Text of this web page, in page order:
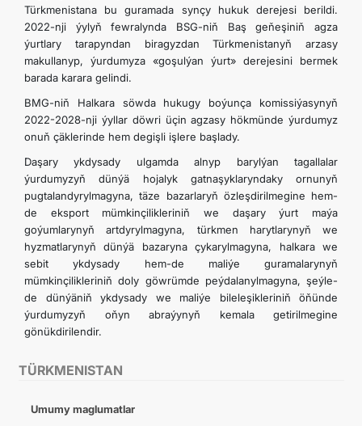
TÜRKMENISTAN
Umumy maglumatlar
Türkmenistana bu guramada synçy hukuk derejesi berildi.
2022-nji ýylyň fewralynda BSG-niň Baş geňeşiniň agza
ýurtlary tarapyndan biragyzdan Türkmenistanyň arzasy
makullanyp, ýurdumyza «goşulýan ýurt» derejesini bermek
barada karara gelindi.
BMG-niň Halkara söwda hukugy boýunça komissiýasynyň
2022-2028-nji ýyllar döwri üçin agzasy hökmünde ýurdumyz
onuň çäklerinde hem degişli işlere başlady.
Daşary ykdysady ulgamda alnyp barylýan tagallalar
ýurdumyzyň dünýä hojalyk gatnaşyklaryndaky ornunyň
pugtalandyrylmagyna, täze bazarlaryň özleşdirilmegine hem-
de eksport mümkinçilikleriniň we daşary ýurt maýa
goýumlarynyň artdyrylmagyna, türkmen harytlarynyň we
hyzmatlarynyň dünýä bazaryna çykarylmagyna, halkara we
sebit ykdysady hem-de maliýe guramalarynyň
mümkinçilikleriniň doly göwrümde peýdalanylmagyna, şeýle-
de dünýäniň ykdysady we maliýe bileleşikleriniň öňünde
ýurdumyzyň oňyn abraýynyň kemala getirilmegine
gönükdirilendir.